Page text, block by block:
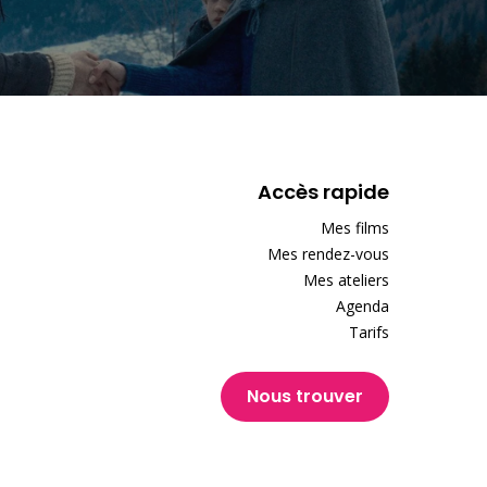
Accès rapide
Mes films
Mes rendez-vous
Mes ateliers
Agenda
Tarifs
Nous trouver